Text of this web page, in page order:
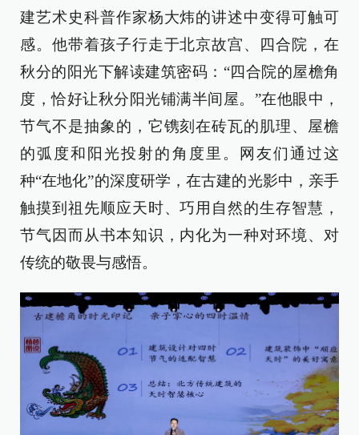
建艺术史科普作家杨大炜的讲述中变得可触可
感。他带着孩子行走于北京故宫、四合院，在
秋分的阳光下解读建筑密码：“四合院的屋檐角
度，恰好让秋分阳光铺满半间屋。”在他眼中，
节气不是抽象的，它镌刻在砖瓦的肌理、屋檐
的弧度和阳光投射的角度里。网友们通过这
种“在地化”的深度研学，在古建的光影中，亲手
触摸到祖先顺应天时、巧用自然的生存智慧，
节气因而从书本知识，内化为一种对环境、对
传统的敬畏与感悟。